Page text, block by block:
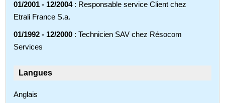
01/2001 - 12/2004: Responsable service Client chez
Etrali France S.a.
01/1992 - 12/2000 : Technicien SAV chez Résocom
Services
Langues
Anglais